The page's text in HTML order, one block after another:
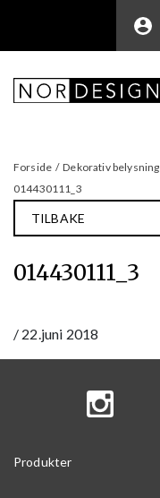
Forside / Dekorativ belysning
014430111_3
TILBAKE
014430111_3
/ 22.juni 2018
Produkter